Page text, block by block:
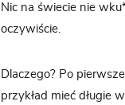
Nic na świecie nie
oczywiście.
Dlaczego? Po
przykład mieć długie